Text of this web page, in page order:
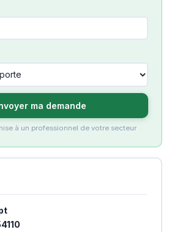
ma demande
à un professionnel de votre secteur